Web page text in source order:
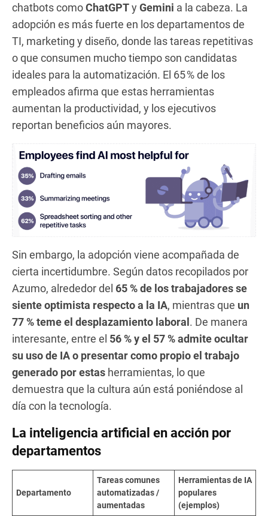
chatbots comoChatGPTyGemini a la cabeza. La
adopción es más fuerte en los departamentos de
TI, marketing y diseño, donde las tareas repetitivas
o que consumen mucho tiempo son candidatas
ideales para la automatización. El 65 % de los
empleados afirma que estas herramientas
aumentan la productividad, y los ejecutivos
reportan beneficios aún mayores.
Sin embargo, la adopción viene acompañada de
cierta incertidumbre. Según datos recopilados por
Azumo, alrededor del 65 % de los trabajadores se
siente optimista respecto a la IA, mientras que un
77 % teme el desplazamiento laboral. De manera
interesante, entre el 56 % y el 57 % admite ocultar
su uso de IA o presentar como propio el trabajo
generado por estas herramientas, lo que
demuestra que la cultura aún está poniéndose al
día con la tecnología.
La inteligencia artificial en acción por
departamentos
Departamento
Tareas comunes
automatizadas /
aumentadas
Herramientas de IA
populares
(ejemplos)